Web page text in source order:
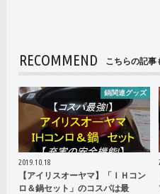
RECOMMEND こちらの記事
鍋関連グッズ
2019.10.18
【アイリスオーヤマ】「ＩＨコン
ロ＆鍋セット」のコスパは最